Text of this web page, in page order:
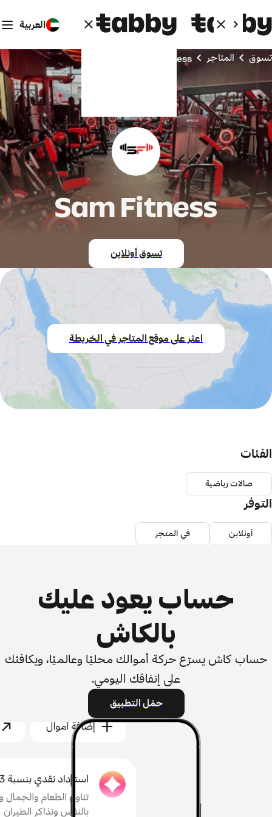
العربية
تسوق المتاجر Sam Fitness
Sam Fitness
تسوق أونلاين
اعثر على موقع المتاجر في الخريطة
الفئات
صالات رياضية
التوفر
أونلاين في المتجر
حساب يعود عليك
بالكاش
حساب كاش يسرّع حركة أموالك محليًا وعالميًا، ويكافئك
على إنفاقك اليومي.
حمّل التطبيق